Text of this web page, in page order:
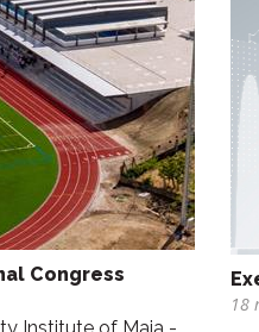
Congress
18